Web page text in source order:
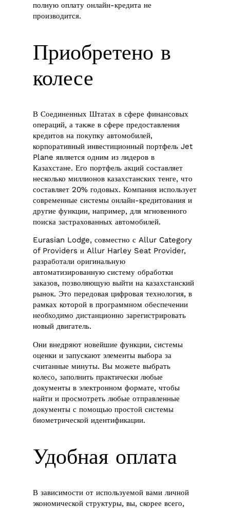
полную оплату онлайн-кредита не
производится.
Приобретено в
колесе
В Соединенных Штатах в сфере финансовых
операций, а также в сфере предоставления
кредитов на покупку автомобилей,
корпоративный инвестиционный портфель Jet
Plane является одним из лидеров в
Казахстане. Его портфель акций составляет
несколько миллионов казахстанских тенге, что
составляет 20% годовых. Компания использует
современные системы онлайн-кредитования и
другие функции, например, для мгновенного
поиска застрахованных автомобилей.
Eurasian Lodge, совместно с Allur Category
of Providers и Allur Harley Seat Provider,
разработали оригинальную
автоматизированную систему обработки
заказов, позволяющую выйти на казахстанский
рынок. Это передовая цифровая технология, в
рамках которой в программном обеспечении
необходимо дистанционно зарегистрировать
новый двигатель.
Они внедряют новейшие функции, системы
оценки и запускают элементы выбора за
считанные минуты. Вы можете выбрать
колесо, заполнить практически любые
документы в электронном формате, чтобы
найти и просмотреть любые отправленные
документы с помощью простой системы
биометрической идентификации.
Удобная оплата
В зависимости от используемой вами личной
экономической структуры, вы, скорее всего,